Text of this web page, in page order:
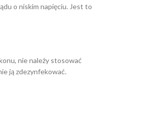
o niskim napięciu. Jest to
nie należy stosować
ją zdezynfekować.